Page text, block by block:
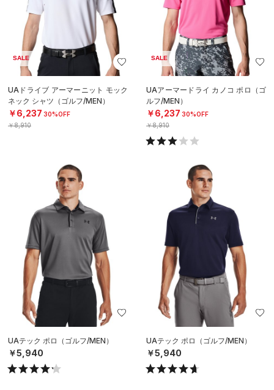
SALE
UAドライブ アーマーニット モック
ネック シャツ（ゴルフ/MEN）
￥6,237 30%OFF
￥8,910
SALE
UAアーマードライ カノコ ポロ（ゴ
ルフ/MEN）
￥6,237 30%OFF
￥8,910
UAテック ポロ（ゴルフ/MEN）
￥5,940
UAテック ポロ（ゴルフ/MEN）
￥5,940